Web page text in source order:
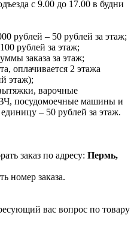
с 9.00 до 17.00 в будни
рублей – 50 рублей за этаж;
рублей за этаж;
заказа за этаж;
оплачивается 2 этажа
этаж);
варочные
посудомоечные машины и
– 50 рублей за этаж.
заказ по адресу: Пермь,
номер заказа.
вас вопрос по товару